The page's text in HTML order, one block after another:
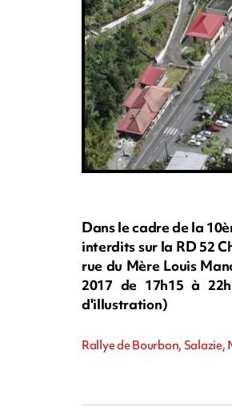
Dans le cadre de la
interdits sur la RD 52
rue du Mère Louis
2017 de 17h15 à
d'illustration)
Rallye de Bourbon,